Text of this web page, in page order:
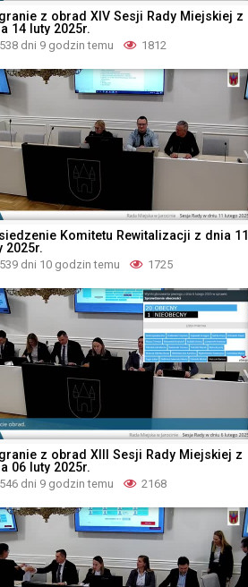
z obrad XIV Sesji Rady Miejskiej z
14 luty 2025r.
538 dni 9 godzin temu 1812
Komitetu Rewitalizacji z dnia 11
2025r.
539 dni 10 godzin temu 1725
z obrad XIII Sesji Rady Miejskiej z
06 luty 2025r.
546 dni 9 godzin temu 2168